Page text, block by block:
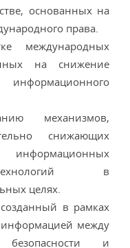
основанных на
права.
международных
на снижение
механизмов,
снижающих
в
целях.
в рамках
между
безопасности и